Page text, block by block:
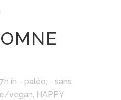
in - paléo, - sans
vegan, HAPPY